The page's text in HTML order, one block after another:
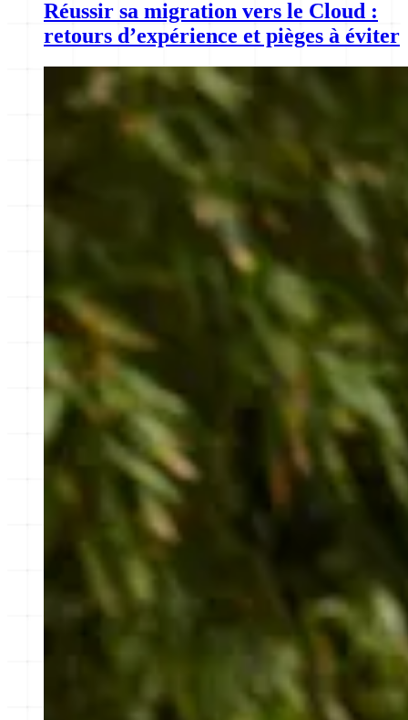
Réussir sa migration vers le Cloud :
retours d’expérience et pièges à éviter